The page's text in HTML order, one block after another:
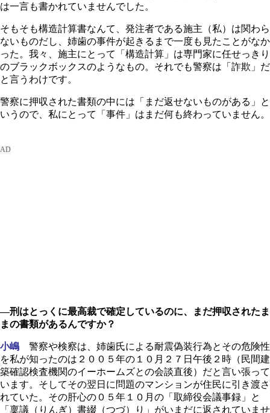
は一言も書かれていませんでした。
そもそも構造計算書なんて、発注者である施主（私）は関わら
ないものだし、姉歯の事件が起きるまで一度も見たことがなか
った。我々、施主にとって「構造計算」は専門家に任せっきり
のブラックボックスのようなもの。それでも警察は「詐欺」だ
と言うわけです。
警察に押収された書類の中には「まだ返せないものがある」と
いうので、私にとって「事件」はまだ何も終わっていません。
―刑はとっくに最高裁で確定しているのに、まだ押収されたま
まの書類があるんですか？
小嶋 警察や検察は、姉歯氏による耐震偽装行為とその危険性
を私が知ったのは２００５年の１０月２７日午後２時（民間建
築確認検査機関のイーホームズとの会談直後）だと言い張って
います。そしてその翌日に問題のマンションが住民に引き渡さ
れていた。その肝心の０５年１０月の「取締役会議事録」と
「稟議（りんぎ）書綴（つづ）り」がいまだに返されていませ